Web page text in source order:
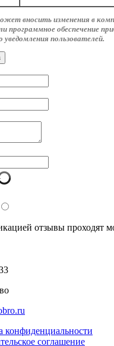
вносить изменения в
программное обеспечение
уведомления пользователей.
отзывы проходят
конфиденциальности
соглашение